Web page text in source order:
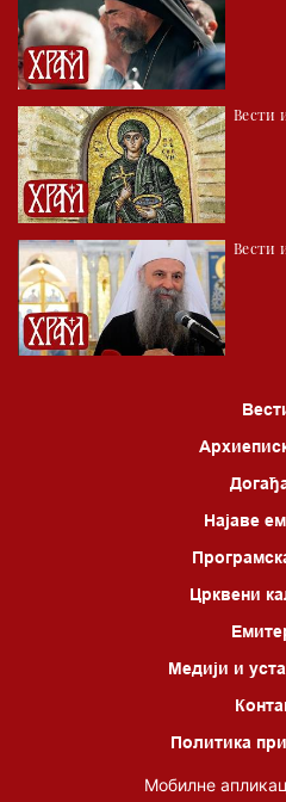
Вести
Вести
Најаве
Црквени
Медији и
Политика
Мобилне